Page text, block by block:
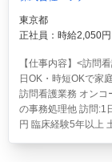
東京都
正社員：時給2,050円
【仕事内容】<訪問
日OK・時短OKで家
訪問看護業務 オンコ
の事務処理他 訪問:1
円 臨床経験5年以上